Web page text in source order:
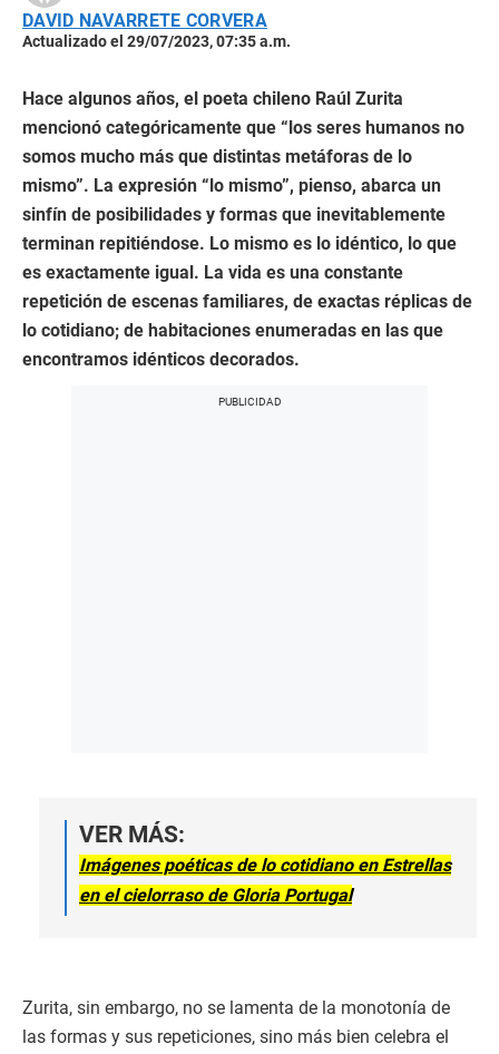
DAVID NAVARRETE CORVERA
Actualizado el 29/07/2023, 07:35 a.m.
Hace algunos años, el poeta chileno Raúl Zurita
mencionó categóricamente que “los seres humanos no
somos mucho más que distintas metáforas de lo
mismo”. La expresión “lo mismo”, pienso, abarca un
sinfín de posibilidades y formas que inevitablemente
terminan repitiéndose. Lo mismo es lo idéntico, lo que
es exactamente igual. La vida es una constante
repetición de escenas familiares, de exactas réplicas de
lo cotidiano; de habitaciones enumeradas en las que
encontramos idénticos decorados.
VER MÁS:
Imágenes poéticas de lo cotidiano en Estrellas
en el cielorraso de Gloria Portugal
Zurita, sin embargo, no se lamenta de la monotonía de
las formas y sus repeticiones, sino más bien celebra el